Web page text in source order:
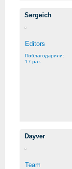
Sergeich
Editors
Поблагодарили:
17 раз
Dayver
Team